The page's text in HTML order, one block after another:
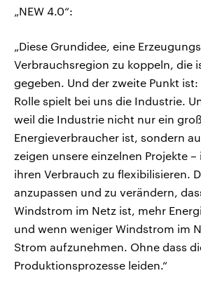
„NEW 4.0“:
„Diese Grundidee, eine
Verbrauchsregion zu koppeln, die
gegeben. Und der zweite Punkt
Rolle spielt bei uns die Industrie.
weil die Industrie nicht nur ein
Energieverbraucher ist, sondern
zeigen unsere einzelnen Projekte –
ihren Verbrauch zu flexibilisieren.
anzupassen und zu verändern,
Windstrom im Netz ist, mehr
und wenn weniger Windstrom im
Strom aufzunehmen. Ohne dass
Produktionsprozesse leiden.“